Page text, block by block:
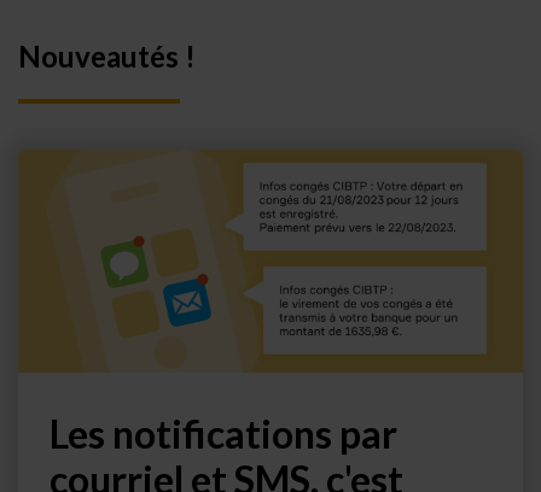
Nouveautés !
Les notifications par
courriel et SMS, c'est